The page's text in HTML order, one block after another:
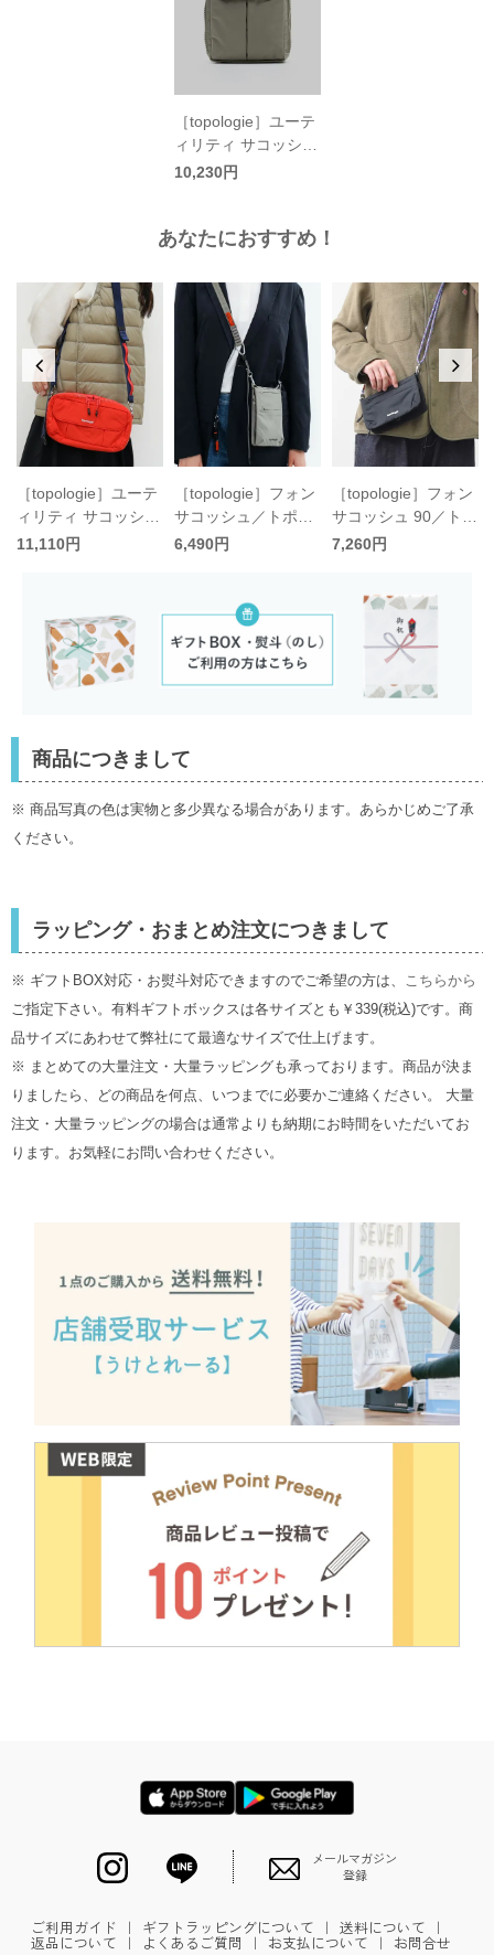
［topologie］ユーテ
ィリティ サコッシュ
／トポロジー
10,230円
あなたにおすすめ！
［topologie］ユーテ
ィリティ サコッシュ
EW／トポロジー
11,110円
［topologie］フォン
サコッシュ／トポロ
ジー
6,490円
［topologie］フォン
サコッシュ 90／トポ
ロジー
7,260円
商品につきまして
※ 商品写真の色は実物と多少異なる場合があります。あらかじめご了承
ください。
ラッピング・おまとめ注文につきまして
※ ギフトBOX対応・お熨斗対応できますのでご希望の方は、 こちらから
ご指定下さい。有料ギフトボックスは各サイズとも￥339(税込)です。商
品サイズにあわせて弊社にて最適なサイズで仕上げます。
※ まとめての大量注文・大量ラッピングも承っております。商品が決ま
りましたら、どの商品を何点、いつまでに必要かご連絡ください。 大量
注文・大量ラッピングの場合は通常よりも納期にお時間をいただいてお
ります。お気軽にお問い合わせください。
メールマガジン
登録
ご利用ガイド ｜ ギフトラッピングについて ｜ 送料について ｜
返品について ｜ よくあるご質問 ｜ お支払について ｜ お問合せ